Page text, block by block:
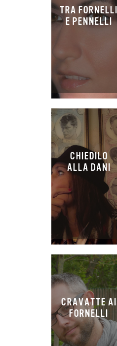
TRA FORNELLI
E PENNELLI
CHIEDILO
ALLA DANI
CRAVATTE AI
FORNELLI